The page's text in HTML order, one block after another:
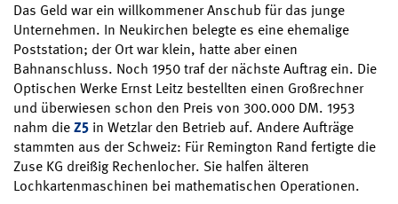
Das Geld war ein willkommener Anschub für das junge
Unternehmen. In Neukirchen belegte es eine ehemalige
Poststation; der Ort war klein, hatte aber einen
Bahnanschluss. Noch 1950 traf der nächste Auftrag ein. Die
Optischen Werke Ernst Leitz bestellten einen Großrechner
und überwiesen schon den Preis von 300.000 DM. 1953
nahm dieZ5 in Wetzlar den Betrieb auf. Andere Aufträge
stammten aus der Schweiz: Für Remington Rand fertigte die
Zuse KG dreißig Rechenlocher. Sie halfen älteren
Lochkartenmaschinen bei mathematischen Operationen.